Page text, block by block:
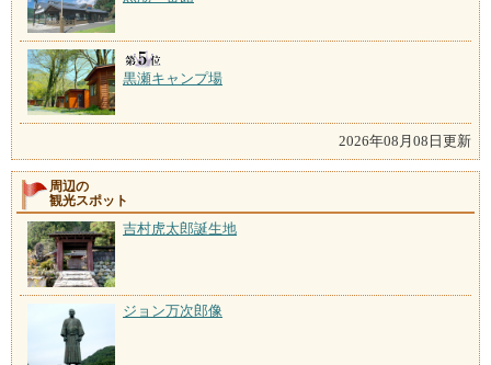
黒瀬キャンプ場
2026年08月08日更新
周辺の
観光スポット
吉村虎太郎誕生地
ジョン万次郎像